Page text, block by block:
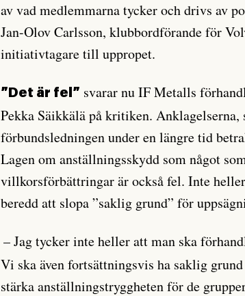
av vad medlemmarna tycker och drivs av
Jan-Olov Carlsson, klubbordförande för
initiativtagare till uppropet.
”Det är fel” svarar nu IF Metalls
Pekka Säikkälä på kritiken. Anklagelserna,
förbundsledningen under en längre tid
Lagen om anställningsskydd som något
villkorsförbättringar är också fel. Inte
beredd att slopa ”saklig grund” för
– Jag tycker inte heller att man ska
Vi ska även fortsättningsvis ha saklig
stärka anställningstryggheten för de